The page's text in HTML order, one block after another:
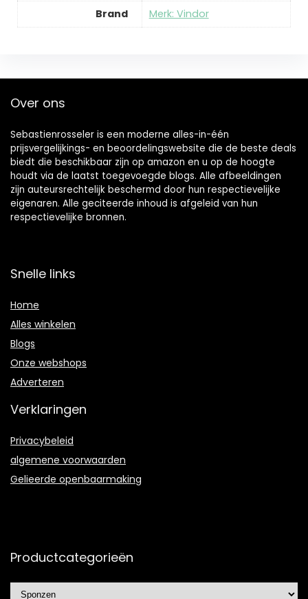
Brand
Merk: Vindor
Over ons
Sebastienrosseler is een moderne alles-in-één
prijsvergelijkings- en beoordelingswebsite die de beste deals
biedt die beschikbaar zijn op amazon en u op de hoogte
houdt via de laatst toegevoegde blogs. Alle afbeeldingen
zijn auteursrechtelijk beschermd door hun respectievelijke
eigenaren. Alle geciteerde inhoud is afgeleid van hun
respectievelijke bronnen.
Snelle links
Home
Alles winkelen
Blogs
Onze webshops
Adverteren
Verklaringen
Privacybeleid
algemene voorwaarden
Gelieerde openbaarmaking
Productcategorieën